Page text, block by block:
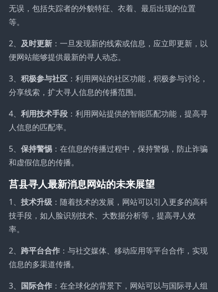
无误，包括失踪者的外貌特征、衣着、最后出现的位置
等。
2、 及时更新：一旦发现新的线索或信息，应立即更新，以
便网站能够提供最新的寻人动态。
3、 积极参与社区：利用网站的社区功能，积极参与讨论，
分享线索，扩大寻人信息的传播范围。
4、 利用技术手段：利用网站提供的智能匹配功能，提高寻
人信息的匹配率。
5、 保持警惕：在信息的传播过程中，保持警惕，防止诈骗
和虚假信息的传播。
莒县寻人最新消息网站的未来展望
1、 技术升级：随着技术的发展，网站可以引入更多的高科
技手段，如人脸识别技术、大数据分析等，提高寻人效
率。
2、 跨平台合作：与社交媒体、移动应用等平台合作，实现
信息的多渠道传播。
3、 国际合作：在全球化的背景下，网站可以与国际寻人组